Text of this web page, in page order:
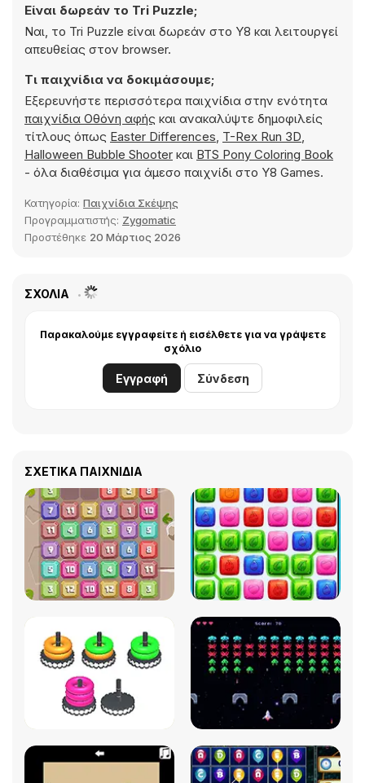
Είναι δωρεάν το Tri Puzzle;
Ναι, το Tri Puzzle είναι δωρεάν στο Y8 και λειτουργεί
απευθείας στον browser.
Τι παιχνίδια να δοκιμάσουμε;
Εξερευνήστε περισσότερα παιχνίδια στην ενότητα
παιχνίδια Οθόνη αφής και ανακαλύψτε δημοφιλείς
τίτλους όπως Easter Differences, T-Rex Run 3D,
Halloween Bubble Shooter και BTS Pony Coloring Book
- όλα διαθέσιμα για άμεσο παιχνίδι στο Y8 Games.
Κατηγορία: Παιχνίδια Σκέψης
Προγραμματιστής: Zygomatic
Προστέθηκε 20 Μάρτιος 2026
ΣΧΌΛΙΑ
Παρακαλούμε εγγραφείτε ή εισέλθετε για να γράψετε
σχόλιο
Εγγραφή Σύνδεση
ΣΧΕΤΙΚΆ ΠΑΙΧΝΊΔΙΑ